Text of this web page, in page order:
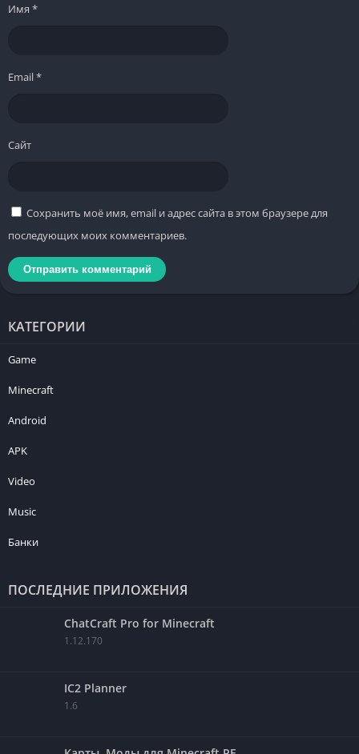
Имя *
Email*
Сайт
Сохранить моё имя, email и адрес сайта в этом браузере для
последующих моих комментариев.
КАТЕГОРИИ
Game
Minecraft
Android
APK
Video
Music
Банки
ПОСЛЕДНИЕ ПРИЛОЖЕНИЯ
ChatCraft Pro for Minecraft
1.12.170
IC2 Planner
1.6